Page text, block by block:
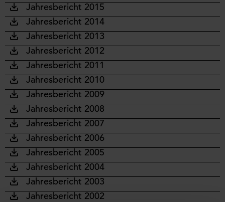
Jahresbericht 2015
Jahresbericht 2014
Jahresbericht 2013
Jahresbericht 2012
Jahresbericht 2011
Jahresbericht 2010
Jahresbericht 2009
Jahresbericht 2008
Jahresbericht 2007
Jahresbericht 2006
Jahresbericht 2005
Jahresbericht 2004
Jahresbericht 2003
Jahresbericht 2002